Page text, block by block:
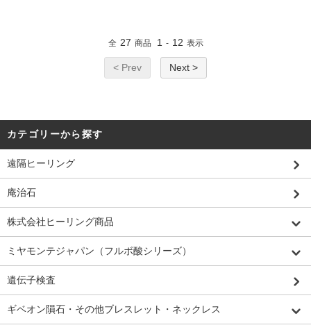
全 27 商品 1 - 12 表示
< Prev Next >
カテゴリーから探す
遠隔ヒーリング
庵治石
株式会社ヒーリング商品
ミヤモンテジャパン（フルボ酸シリーズ）
遺伝子検査
ギベオン隕石・その他ブレスレット・ネックレス